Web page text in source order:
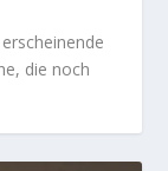
die noch